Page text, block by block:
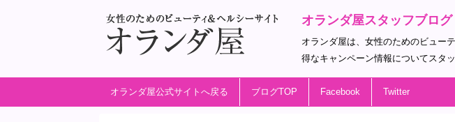
オランダ屋スタッフブログ
オランダ屋は、女性のためのビュー
得なキャンペーン情報についてスタ
オランダ屋公式サイトへ戻る ブログTOP Facebook Twitter